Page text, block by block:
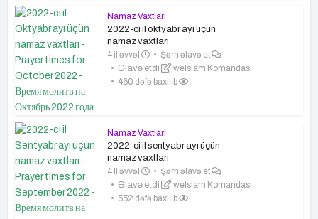
Namaz Vaxtları
2022-ci il oktyabr ayı üçün
namaz vaxtları
4 il əvvəl
Şərh əlavə et
Əlavə etdi
weIslam Komandası
460 dəfə baxılıb
Namaz Vaxtları
2022-ci il sentyabr ayı üçün
namaz vaxtları
4 il əvvəl
Şərh əlavə et
Əlavə etdi
weIslam Komandası
552 dəfə baxılıb